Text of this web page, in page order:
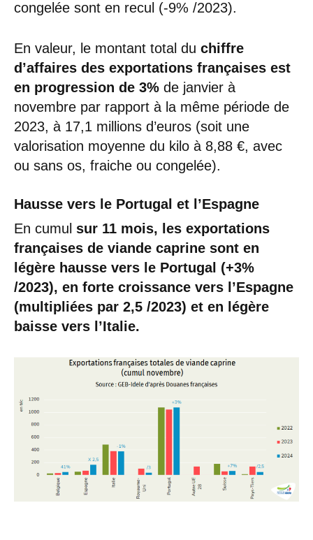
congelée sont en recul (-9% /2023).
En valeur, le montant total du chiffre
d’affaires des exportations françaises est
en progression de 3% de janvier à
novembre par rapport à la même période de
2023, à 17,1 millions d’euros (soit une
valorisation moyenne du kilo à 8,88 €, avec
ou sans os, fraiche ou congelée).
Hausse vers le Portugal et l’Espagne
En cumul sur 11 mois, les exportations
françaises de viande caprine sont en
légère hausse vers le Portugal (+3%
/2023), en forte croissance vers l’Espagne
(multipliées par 2,5 /2023) et en légère
baisse vers l’Italie.